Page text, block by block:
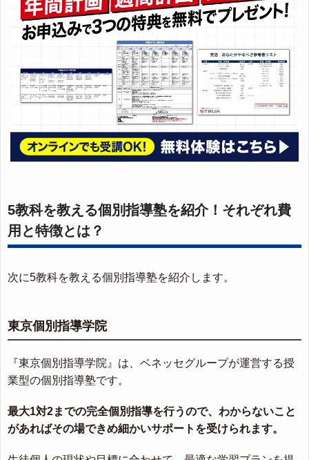
5教科を教える個別指導塾を紹介！それぞれ費
用と特徴とは？
次に5教科を教える個別指導塾を紹介します。
東京個別指導学院
『東京個別指導学院』は、ベネッセグループが運営する授
業型の個別指導塾です。
最大1対2までの完全個別指導を行うので、わからないこと
があればその場できめ細かいサポートを受けられます。